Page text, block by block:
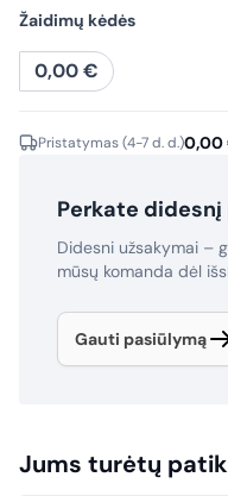
Žaidimų kėdės
0,00€
Pristatymas (4-7 d. d.)0,00
Perkate
Didesni užsakymai –
mūsų komanda dėl
Gauti pasiūlymą
Jums turėtų